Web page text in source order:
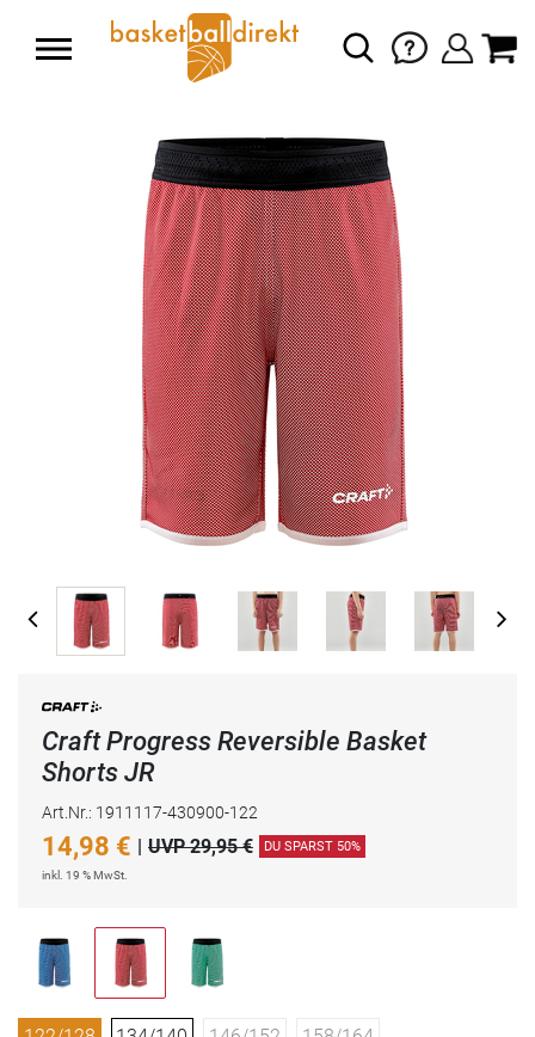
Craft Progress Reversible Basket
Shorts JR
Art.Nr.: 1911117-430900-122
14,98 € | UVP 29,95 € DU SPARST 50%
inkl. 19 % MwSt.